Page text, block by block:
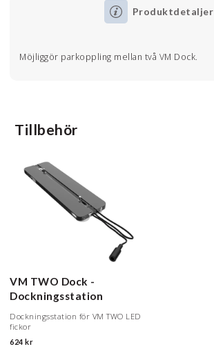
Produktdetaljer
Möjliggör parkoppling mellan två VM Dock.
Tillbehör
VM TWO Dock -
Dockningsstation
Dockningsstation för VM TWO LED
fickor
624 kr